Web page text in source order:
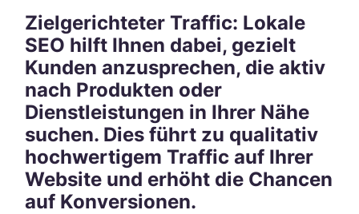
Zielgerichteter Traffic: Lokale
SEO hilft Ihnen dabei, gezielt
Kunden anzusprechen, die aktiv
nach Produkten oder
Dienstleistungen in Ihrer Nähe
suchen. Dies führt zu qualitativ
hochwertigem Traffic auf Ihrer
Website und erhöht die Chancen
auf Konversionen.